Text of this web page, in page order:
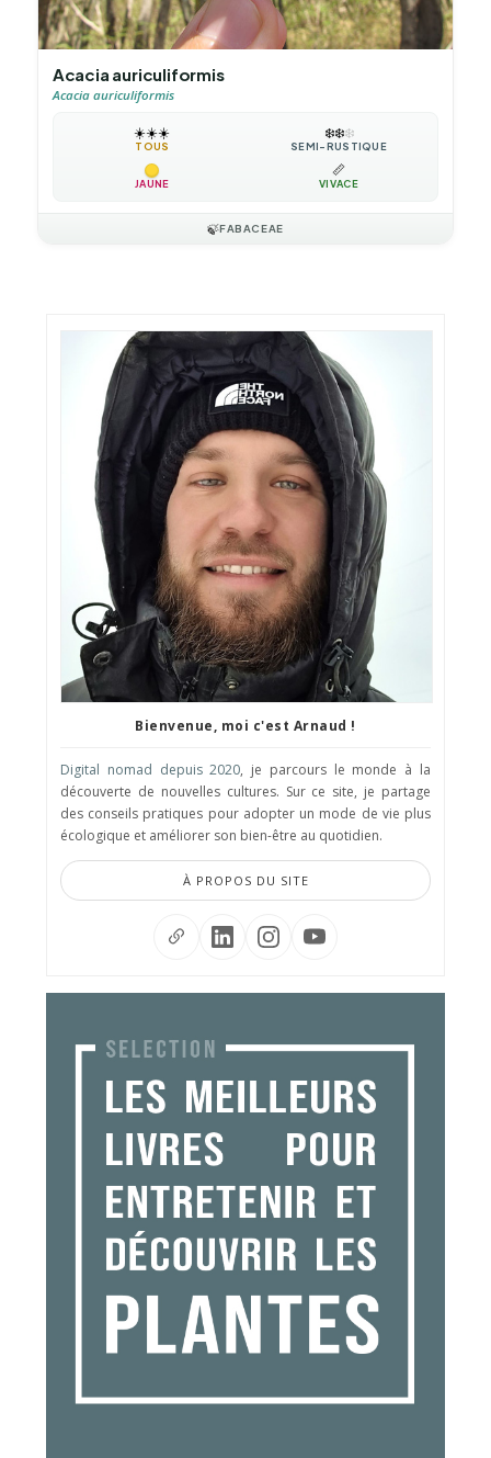
Acacia auriculiformis
Acacia auriculiformis
☀️☀️☀️
TOUS
❄️❄️❄️
SEMI-RUSTIQUE
JAUNE
📏
VIVACE
🍃FABACEAE
Bienvenue, moi c'est Arnaud !
Digital nomad depuis 2020, je parcours le monde à la
découverte de nouvelles cultures. Sur ce site, je partage
des conseils pratiques pour adopter un mode de vie plus
écologique et améliorer son bien-être au quotidien.
À PROPOS DU SITE